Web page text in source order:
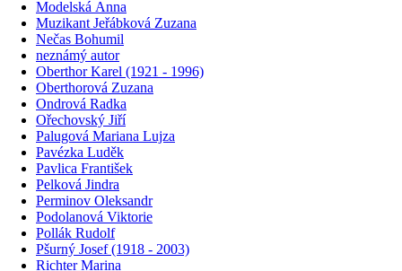
Modelská Anna
Muzikant Jeřábková Zuzana
Nečas Bohumil
neznámý autor
Oberthor Karel (1921 - 1996)
Oberthorová Zuzana
Ondrová Radka
Ořechovský Jiří
Palugová Mariana Lujza
Pavézka Luděk
Pavlica František
Pelková Jindra
Perminov Oleksandr
Podolanová Viktorie
Pollák Rudolf
Pšurný Josef (1918 - 2003)
Richter Marina